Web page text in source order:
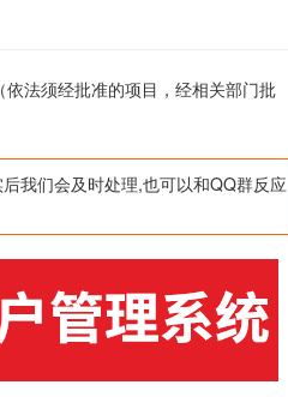
法须经批准的项目，经相关部门批
后我们会及时处理,也可以和QQ群反应